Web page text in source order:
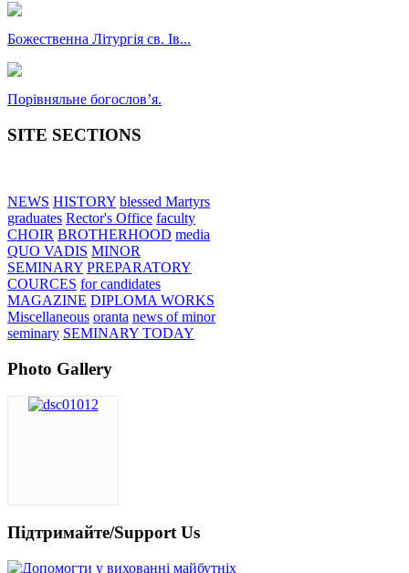
Божественна Літургія св. Ів...
Порівняльне богословʼя.
SITE SECTIONS
NEWS HISTORY blessed Martyrs
graduates Rector's Office faculty
CHOIR BROTHERHOOD media
QUO VADIS MINOR
SEMINARY PREPARATORY
COURCES for candidates
MAGAZINE DIPLOMA WORKS
Miscellaneous oranta news of minor
seminary SEMINARY TODAY
Photo Gallery
Підтримайте/Support Us